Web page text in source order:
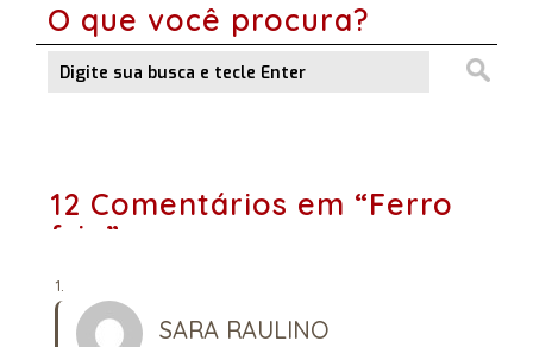
O que você procura?
12 Comentários em “Ferro
frio”
SARA RAULINO